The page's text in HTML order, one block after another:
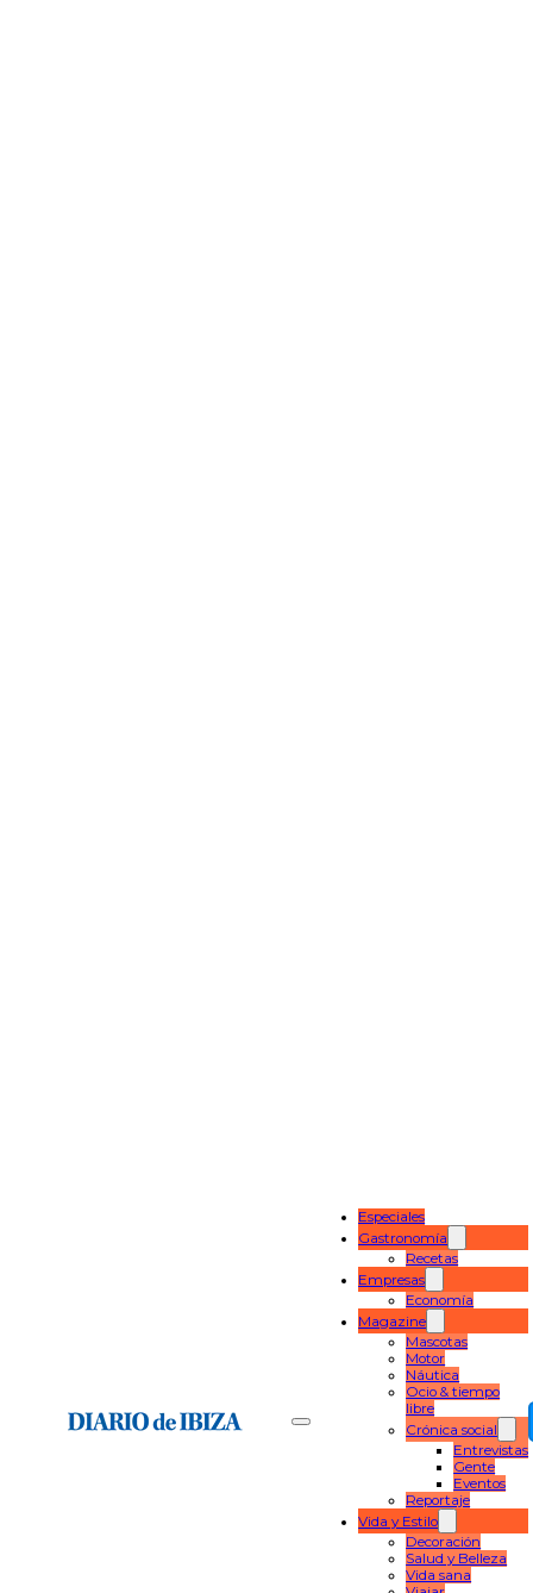
Especiales
Gastronomía
Recetas
Empresas
Economía
Magazine
Mascotas
Motor
Náutica
Ocio & tiempo
libre
Crónica social
Entrevistas
Gente
Eventos
Reportaje
Vida y Estilo
Decoración
Salud y Belleza
Vida sana